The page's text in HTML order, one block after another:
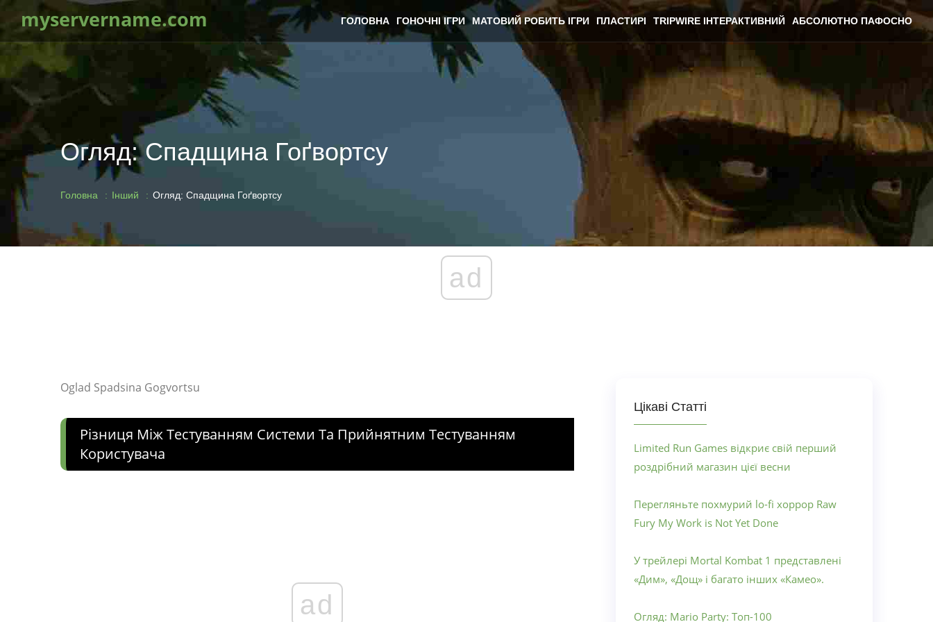
myservername.com ГОЛОВНА ГОНОЧНІ ІГРИ МАТОВИЙ РОБИТЬ ІГРИ ПЛАСТИРІ TRIPWIRE ІНТЕРАКТИВНИЙ АБСОЛЮТНО ПАФОСНО
Огляд: Спадщина Гоґвортсу
Головна Інший Огляд: Спадщина Гоґвортсу
ad
Oglad Spadsina Gogvortsu
Різниця Між Тестуванням Системи Та Прийнятним Тестуванням
Користувача
ad
Цікаві Статті
Limited Run Games відкриє свій перший
роздрібний магазин цієї весни
Перегляньте похмурий lo-fi хоррор Raw
Fury My Work is Not Yet Done
У трейлері Mortal Kombat 1 представлені
«Дим», «Дощ» і багато інших «Камео».
Огляд: Mario Party: Топ-100